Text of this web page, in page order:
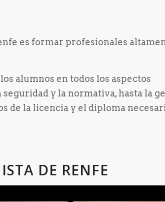
es formar profesionales
alumnos en todos los aspectos
y la normativa, hasta la
de la licencia y el diploma
DE RENFE